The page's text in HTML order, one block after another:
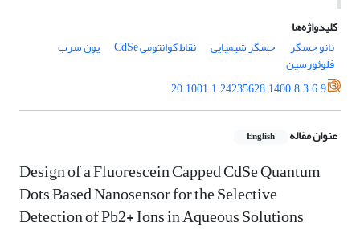
کلیدواژه‌ها
نانو حسگر
حسگر شیمیایی نقاط کوانتومی CdSe یون سرب
فلوئورسین
20.1001.1.24235628.1400.8.3.6.9
عنوان مقاله English
Design of a Fluorescein Capped CdSe Quantum
Dots Based Nanosensor for the Selective
Detection of Pb2+ Ions in Aqueous Solutions